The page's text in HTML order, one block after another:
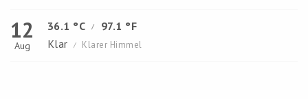
12
Aug
36.1 °C /
97.1 °F
Klar
/ Klarer Himmel